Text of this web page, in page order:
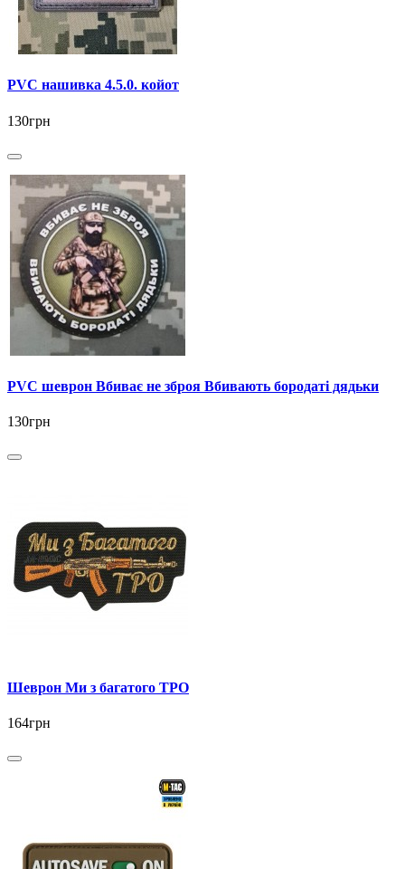
PVC нашивка 4.5.0. койот
130грн
PVC шеврон Вбиває не зброя Вбивають бородаті дядьки
130грн
Шеврон Ми з багатого ТРО
164грн